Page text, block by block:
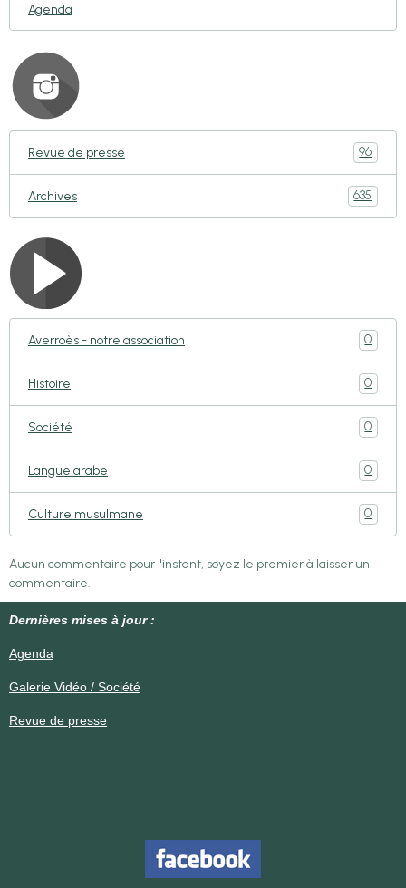
Agenda
Revue de presse 96
Archives 635
Averroès - notre association 0
Histoire 0
Société 0
Langue arabe 0
Culture musulmane 0
Aucun commentaire pour l'instant, soyez le premier à laisser un
commentaire.
Dernières mises à jour :
Agenda
Galerie Vidéo / Société
Revue de presse